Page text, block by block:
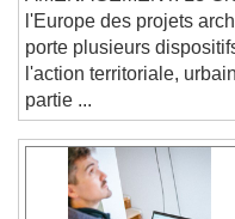
Text
Color
Text
Color
Caption
AMÉNAGEMENT. Le
l'Europe des projets
porte plusieurs
l'action territoriale,
partie ...